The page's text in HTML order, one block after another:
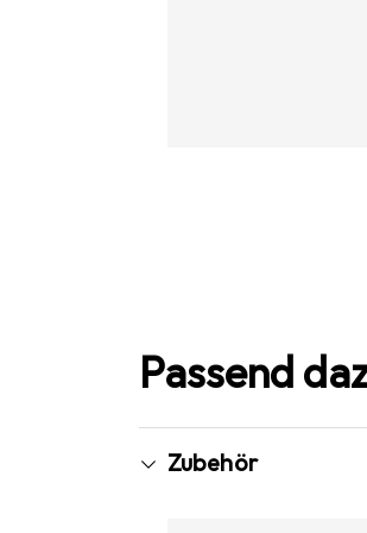
Passend
Zubehör